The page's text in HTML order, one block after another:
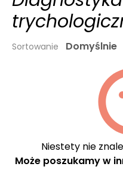
Sortowanie Domyślnie
Niestety nie
Może poszukamy w